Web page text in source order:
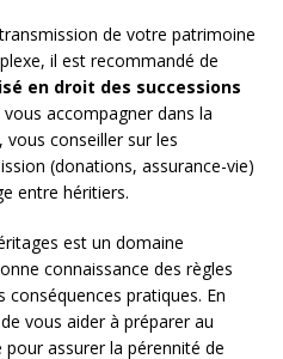
de votre patrimoine
il est recommandé de
en droit des successions
accompagner dans la
conseiller sur les
(donations, assurance-vie)
entre héritiers.
est un domaine
connaissance des règles
pratiques. En
vous aider à préparer au
assurer la pérennité de